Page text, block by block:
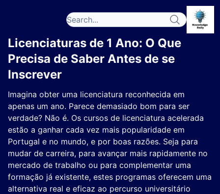
Licenciaturas de 1 Ano: O Que
Precisa de Saber Antes de se
Inscrever
Imagina obter uma licenciatura reconhecida em
apenas um ano. Parece demasiado bom para ser
verdade? Não é. Os cursos de licenciatura acelerada
estão a ganhar cada vez mais popularidade em
Portugal e no mundo, e por boas razões. Seja para
mudar de carreira, para avançar mais rapidamente no
mercado de trabalho ou para complementar uma
formação já existente, estes programas oferecem uma
alternativa real e eficaz ao percurso universitário